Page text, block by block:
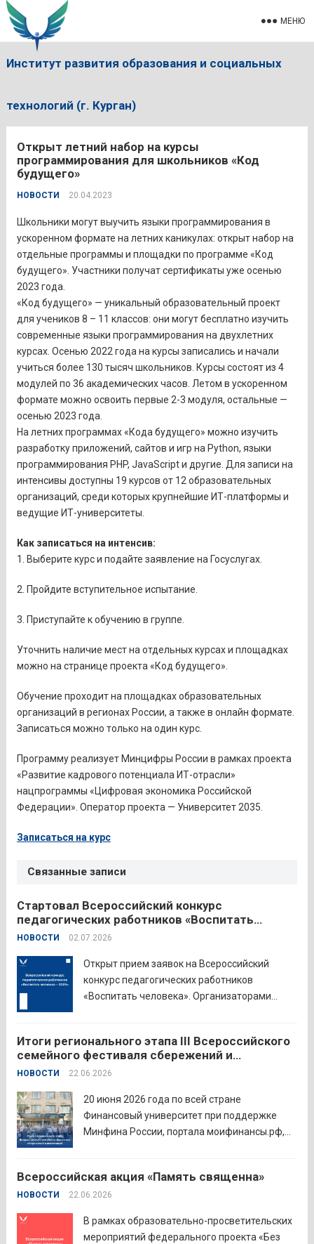
Институт развития образования и социальных
технологий (г. Курган)
МЕНЮ
Открыт летний набор на курсы
программирования для школьников «Код
будущего»
НОВОСТИ 20.04.2023
Школьники могут выучить языки программирования в
ускоренном формате на летних каникулах: открыт набор на
отдельные программы и площадки по программе «Код
будущего». Участники получат сертификаты уже осенью
2023 года.
«Код будущего» — уникальный образовательный проект
для учеников 8 – 11 классов: они могут бесплатно изучить
современные языки программирования на двухлетних
курсах. Осенью 2022 года на курсы записались и начали
учиться более 130 тысяч школьников. Курсы состоят из 4
модулей по 36 академических часов. Летом в ускоренном
формате можно освоить первые 2-3 модуля, остальные —
осенью 2023 года.
На летних программах «Кода будущего» можно изучить
разработку приложений, сайтов и игр на Python, языки
программирования PHP, JavaScript и другие. Для записи на
интенсивы доступны 19 курсов от 12 образовательных
организаций, среди которых крупнейшие ИТ-платформы и
ведущие ИТ-университеты.
Как записаться на интенсив:
1. Выберите курс и подайте заявление на Госуслугах.
2. Пройдите вступительное испытание.
3. Приступайте к обучению в группе.
Уточнить наличие мест на отдельных курсах и площадках
можно на странице проекта «Код будущего».
Обучение проходит на площадках образовательных
организаций в регионах России, а также в онлайн формате.
Записаться можно только на один курс.
Программу реализует Минцифры России в рамках проекта
«Развитие кадрового потенциала ИТ-отрасли»
нацпрограммы «Цифровая экономика Российской
Федерации». Оператор проекта — Университет 2035.
Записаться на курс
Связанные записи
Стартовал Всероссийский конкурс
педагогических работников «Воспитать
человека – 2026»
НОВОСТИ 02.07.2026
Открыт прием заявок на Всероссийский
конкурс педагогических работников
«Воспитать человека». Организаторами
Институт изучения детства, семьи и
воспитания и Российский детско-юношеский
центр. Прием заявок пройдет до 26 июля
включительно. Участниками конкурса могут
стать педагоги детских...
Итоги регионального этапа III Всероссийского
семейного фестиваля сбережений и
инвестиций
НОВОСТИ 22.06.2026
20 июня 2026 года по всей стране
Финансовый университет при поддержке
Минфина России, портала моифинансы.рф,
семейного фестиваля сбережений и
инвестиций. В Курганской области
филиал Финуниверситета. 16 семей-
Всероссийская акция «Память священна»
НОВОСТИ 22.06.2026
В рамках образовательно-просветительских
мероприятий федерального проекта «Без